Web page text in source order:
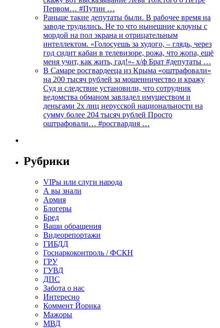
Первом… #Путин …
Раньше такие депутаты были. В рабочее время на
заводе трудились. Не то что нынешние клоуны с
мордой на пол экрана и отрицательным
интеллектом. «Голосуешь за худого, – глядь, через
год сидит кабан в телевизоре, рожа, что жопа, ещё
меня учит, как жить, гад!»- х/ф Брат #депутаты …
В Самаре росгвардееца из Крыма «оштрафовали»
на 200 тысяч рублей за мошенничество и кражу
Суд и следствие установили, что сотрудник
ведомства обманом завладел имуществом и
деньгами 2х лиц нерусской национальности на
сумму более 204 тысяч рублей Просто
оштрафовали… #росгвардия …
Рубрики
VIPы или слуги народа
А вы знали
Армия
Блогеры
Бред
Ваши обращения
Видеорепортажи
ГИБДД
Госнаркоконтроль / ФСКН
ГРУ
ГУВД
ДПС
Забота о нас
Интересно
Коммент Йорика
Мажоры
МВД